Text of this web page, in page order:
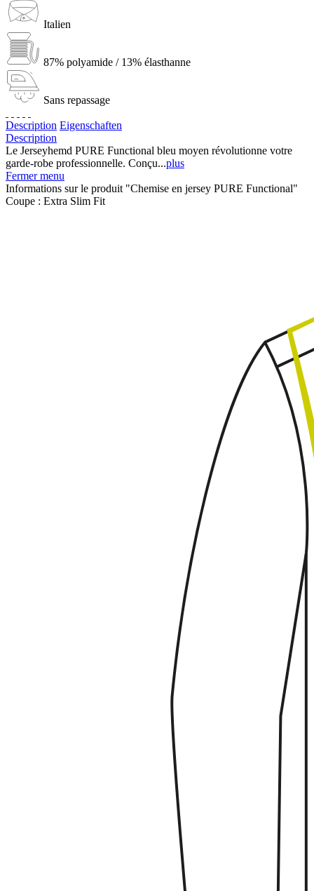
Italien
87% polyamide / 13% élasthanne
Sans repassage
Description Eigenschaften
Description
Le Jerseyhemd PURE Functional bleu moyen révolutionne votre
garde-robe professionnelle. Conçu...plus
Fermer menu
Informations sur le produit "Chemise en jersey PURE Functional"
Coupe : Extra Slim Fit